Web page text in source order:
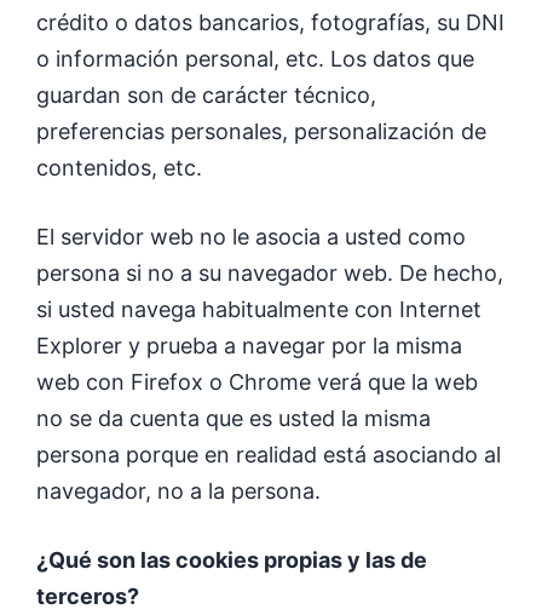
crédito o datos bancarios, fotografías, su DNI
o información personal, etc. Los datos que
guardan son de carácter técnico,
preferencias personales, personalización de
contenidos, etc.
El servidor web no le asocia a usted como
persona si no a su navegador web. De hecho,
si usted navega habitualmente con Internet
Explorer y prueba a navegar por la misma
web con Firefox o Chrome verá que la web
no se da cuenta que es usted la misma
persona porque en realidad está asociando al
navegador, no a la persona.
¿Qué son las cookies propias y las de
terceros?